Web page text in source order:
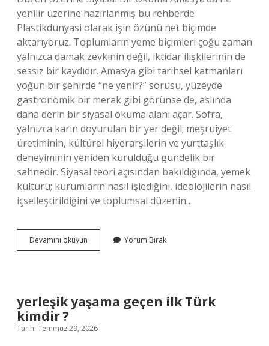
yenilir üzerine hazırlanmış bu rehberde
Plastikdunyasi olarak işin özünü net biçimde
aktarıyoruz. Toplumların yeme biçimleri çoğu zaman
yalnızca damak zevkinin değil, iktidar ilişkilerinin de
sessiz bir kaydıdır. Amasya gibi tarihsel katmanları
yoğun bir şehirde “ne yenir?” sorusu, yüzeyde
gastronomik bir merak gibi görünse de, aslında
daha derin bir siyasal okuma alanı açar. Sofra,
yalnızca karın doyurulan bir yer değil; meşruiyet
üretiminin, kültürel hiyerarşilerin ve yurttaşlık
deneyiminin yeniden kurulduğu gündelik bir
sahnedir. Siyasal teori açısından bakıldığında, yemek
kültürü; kurumların nasıl işlediğini, ideolojilerin nasıl
içselleştirildiğini ve toplumsal düzenin…
Devamını okuyun Amasya’da
ne
Yorum Bırak
yerleşik yaşama geçen ilk Türk
kimdir ?
Tarih: Temmuz 29, 2026